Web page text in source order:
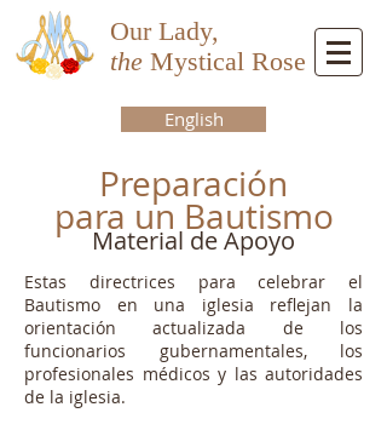
Our Lady,
the Mystical Rose
English
Preparación
para un Bautismo
Material de Apoyo
Estas directrices para celebrar el
Bautismo en una iglesia reflejan la
orientación actualizada de los
funcionarios gubernamentales, los
profesionales médicos y las autoridades
de la iglesia.